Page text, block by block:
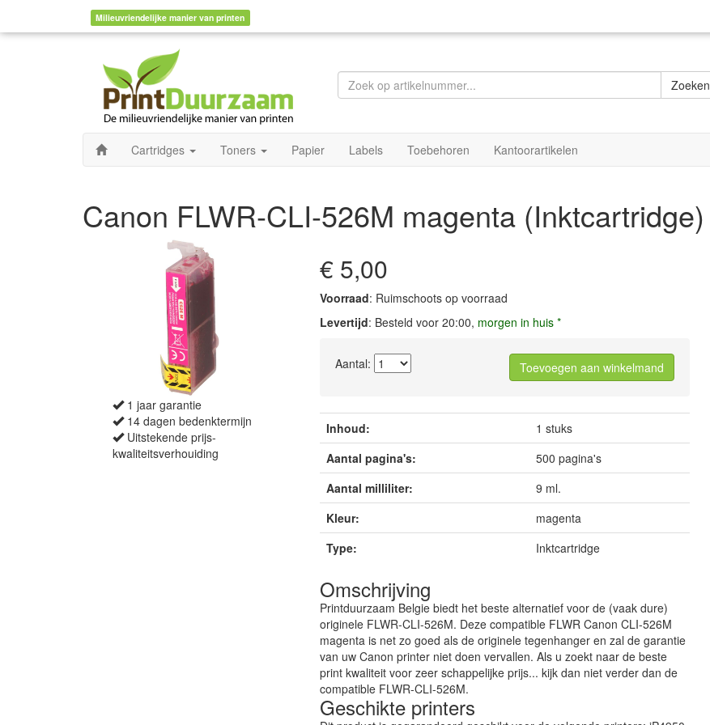
Milieuvriendelijke manier van printen
Zoeken
Cartridges Toners Papier Labels Toebehoren Kantoorartikelen
Canon FLWR-CLI-526M magenta (Inktcartridge)
1 jaar garantie
14 dagen bedenktermijn
Uitstekende prijs-
kwaliteitsverhouiding
€ 5,00
Voorraad: Ruimschoots op voorraad
Levertijd: Besteld voor 20:00, morgen in huis *
Aantal: Toevoegen aan winkelmand
Inhoud:
1 stuks
Aantal pagina's:
500 pagina's
Aantal milliliter:
9 ml.
Kleur:
magenta
Type:
Inktcartridge
Omschrijving
Printduurzaam Belgie biedt het beste alternatief voor de (vaak dure)
originele FLWR-CLI-526M. Deze compatible FLWR Canon CLI-526M
magenta is net zo goed als de originele tegenhanger en zal de garantie
van uw Canon printer niet doen vervallen. Als u zoekt naar de beste
print kwaliteit voor zeer schappelijke prijs... kijk dan niet verder dan de
compatible FLWR-CLI-526M.
Geschikte printers